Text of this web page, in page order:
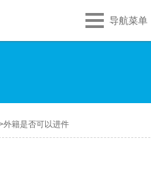
导航菜单
外籍是否可以进件